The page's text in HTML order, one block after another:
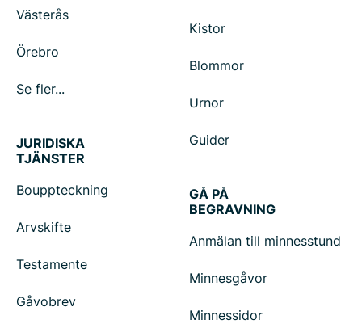
Västerås
Örebro
Se fler...
Kistor
Blommor
Urnor
Guider
JURIDISKA
TJÄNSTER
Bouppteckning
Arvskifte
Testamente
Gåvobrev
GÅ PÅ
BEGRAVNING
Anmälan till minnesstund
Minnesgåvor
Minnessidor